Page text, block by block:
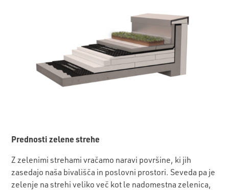
Prednosti zelene strehe
Z zelenimi strehami vračamo naravi površine, ki jih
zasedajo naša bivališča in poslovni prostori. Seveda pa je
zelenje na strehi veliko več kot le nadomestna zelenica,